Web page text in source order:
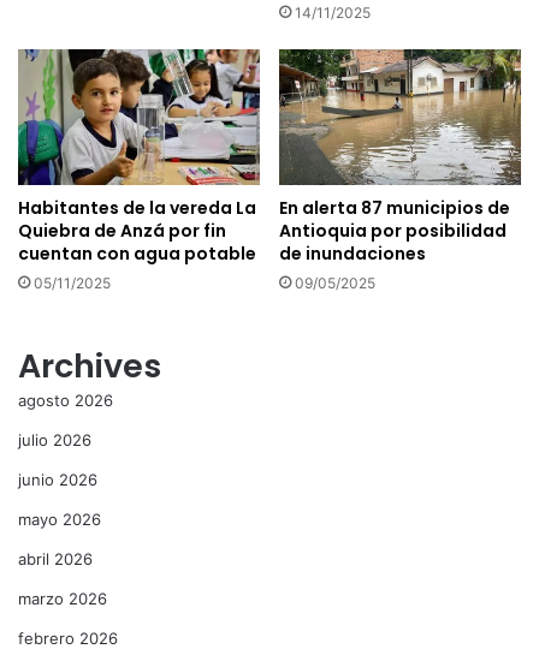
14/11/2025
Habitantes de la vereda La
Quiebra de Anzá por fin
cuentan con agua potable
05/11/2025
En alerta 87 municipios de
Antioquia por posibilidad
de inundaciones
09/05/2025
Archives
agosto 2026
julio 2026
junio 2026
mayo 2026
abril 2026
marzo 2026
febrero 2026